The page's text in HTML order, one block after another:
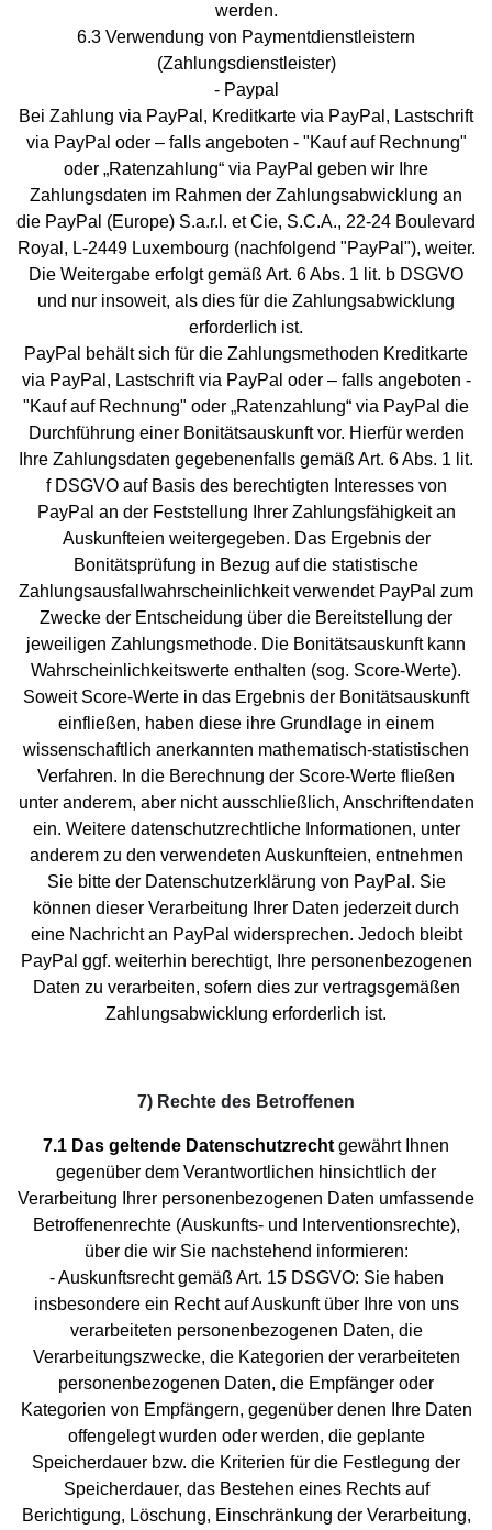
werden.
6.3 Verwendung von Paymentdienstleistern
(Zahlungsdienstleister)
- Paypal
Bei Zahlung via PayPal, Kreditkarte via PayPal, Lastschrift
via PayPal oder – falls angeboten - "Kauf auf Rechnung"
oder „Ratenzahlung“ via PayPal geben wir Ihre
Zahlungsdaten im Rahmen der Zahlungsabwicklung an
die PayPal (Europe) S.a.r.l. et Cie, S.C.A., 22-24 Boulevard
Royal, L-2449 Luxembourg (nachfolgend "PayPal"), weiter.
Die Weitergabe erfolgt gemäß Art. 6 Abs. 1 lit. b DSGVO
und nur insoweit, als dies für die Zahlungsabwicklung
erforderlich ist.
PayPal behält sich für die Zahlungsmethoden Kreditkarte
via PayPal, Lastschrift via PayPal oder – falls angeboten -
"Kauf auf Rechnung" oder „Ratenzahlung“ via PayPal die
Durchführung einer Bonitätsauskunft vor. Hierfür werden
Ihre Zahlungsdaten gegebenenfalls gemäß Art. 6 Abs. 1 lit.
f DSGVO auf Basis des berechtigten Interesses von
PayPal an der Feststellung Ihrer Zahlungsfähigkeit an
Auskunfteien weitergegeben. Das Ergebnis der
Bonitätsprüfung in Bezug auf die statistische
Zahlungsausfallwahrscheinlichkeit verwendet PayPal zum
Zwecke der Entscheidung über die Bereitstellung der
jeweiligen Zahlungsmethode. Die Bonitätsauskunft kann
Wahrscheinlichkeitswerte enthalten (sog. Score-Werte).
Soweit Score-Werte in das Ergebnis der Bonitätsauskunft
einfließen, haben diese ihre Grundlage in einem
wissenschaftlich anerkannten mathematisch-statistischen
Verfahren. In die Berechnung der Score-Werte fließen
unter anderem, aber nicht ausschließlich, Anschriftendaten
ein. Weitere datenschutzrechtliche Informationen, unter
anderem zu den verwendeten Auskunfteien, entnehmen
Sie bitte der Datenschutzerklärung von PayPal. Sie
können dieser Verarbeitung Ihrer Daten jederzeit durch
eine Nachricht an PayPal widersprechen. Jedoch bleibt
PayPal ggf. weiterhin berechtigt, Ihre personenbezogenen
Daten zu verarbeiten, sofern dies zur vertragsgemäßen
Zahlungsabwicklung erforderlich ist.
7) Rechte des Betroffenen
7.1 Das geltende Datenschutzrecht gewährt Ihnen
gegenüber dem Verantwortlichen hinsichtlich der
Verarbeitung Ihrer personenbezogenen Daten umfassende
Betroffenenrechte (Auskunfts- und Interventionsrechte),
über die wir Sie nachstehend informieren:
- Auskunftsrecht gemäß Art. 15 DSGVO: Sie haben
insbesondere ein Recht auf Auskunft über Ihre von uns
verarbeiteten personenbezogenen Daten, die
Verarbeitungszwecke, die Kategorien der verarbeiteten
personenbezogenen Daten, die Empfänger oder
Kategorien von Empfängern, gegenüber denen Ihre Daten
offengelegt wurden oder werden, die geplante
Speicherdauer bzw. die Kriterien für die Festlegung der
Speicherdauer, das Bestehen eines Rechts auf
Berichtigung, Löschung, Einschränkung der Verarbeitung,